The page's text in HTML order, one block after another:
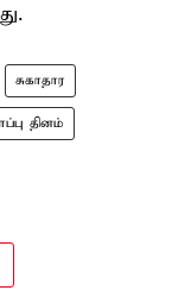
சுகாதார
தினம்